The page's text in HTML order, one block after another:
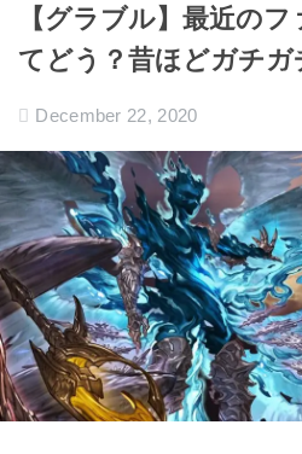
【グラブル】最近の
てどう？昔ほどガチ
December 22, 2020